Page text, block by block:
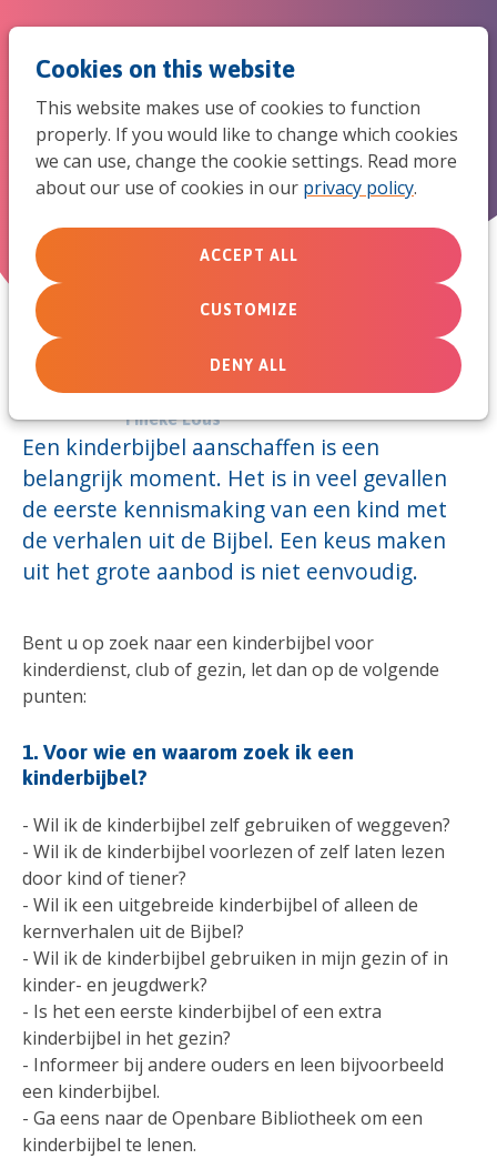
Cookies on this website
This website makes use of cookies to function
properly. If you would like to change which cookies
we can use, change the cookie settings. Read more
about our use of cookies in our privacy policy.
ACCEPT ALL
CUSTOMIZE
DENY ALL
Hoe kies ik een kinderbijbel?
June 18, 2013
Door:
Tineke Lous
Een kinderbijbel aanschaffen is een
belangrijk moment. Het is in veel gevallen
de eerste kennismaking van een kind met
de verhalen uit de Bijbel. Een keus maken
uit het grote aanbod is niet eenvoudig.
Bent u op zoek naar een kinderbijbel voor
kinderdienst, club of gezin, let dan op de volgende
punten:
1. Voor wie en waarom zoek ik een
kinderbijbel?
- Wil ik de kinderbijbel zelf gebruiken of weggeven?
- Wil ik de kinderbijbel voorlezen of zelf laten lezen
door kind of tiener?
- Wil ik een uitgebreide kinderbijbel of alleen de
kernverhalen uit de Bijbel?
- Wil ik de kinderbijbel gebruiken in mijn gezin of in
kinder- en jeugdwerk?
- Is het een eerste kinderbijbel of een extra
kinderbijbel in het gezin?
- Informeer bij andere ouders en leen bijvoorbeeld
een kinderbijbel.
- Ga eens naar de Openbare Bibliotheek om een
kinderbijbel te lenen.